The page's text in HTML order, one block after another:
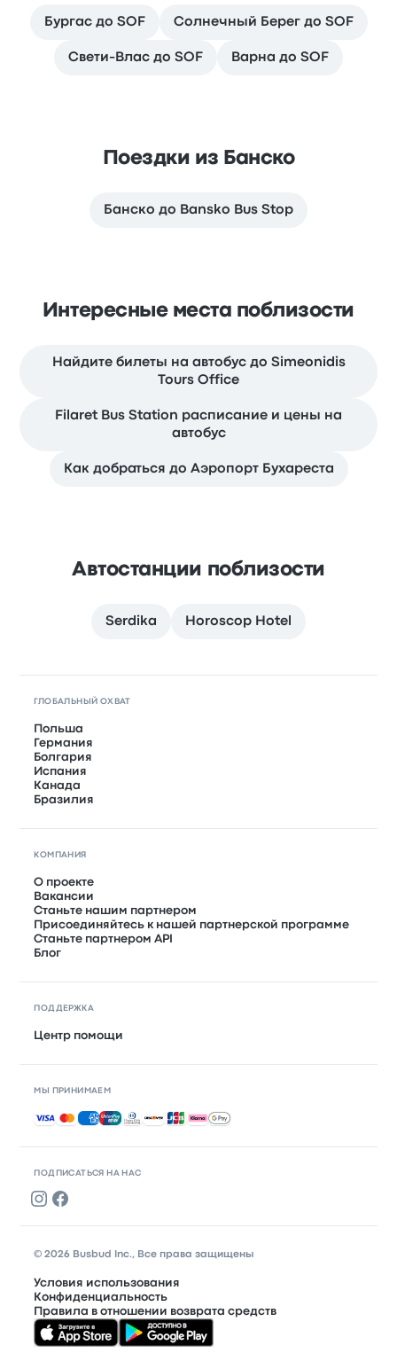
Бургас до SOF Солнечный Берег до SOF
Свети-Влас до SOF Варна до SOF
Поездки из Банско
Банско до Bansko Bus Stop
Интересные места поблизости
Найдите билеты на автобус до Simeonidis
Tours Office
Filaret Bus Station расписание и цены на
автобус
Как добраться до Аэропорт Бухареста
Автостанции поблизости
Serdika Horoscop Hotel
ПОДПИСАТЬСЯ НА НАС
ГЛОБАЛЬНЫЙ ОХВАТ
Польша
Германия
Болгария
Испания
Канада
Бразилия
КОМПАНИЯ
О проекте
Вакансии
Станьте нашим партнером
Присоединяйтесь к нашей партнерской программе
Станьте партнером API
Блог
ПОДДЕРЖКА
Центр помощи
МЫ ПРИНИМАЕМ
Принимаемые способы оплаты
© 2026 Busbud Inc., Все права защищены
Условия использования
Конфиденциальность
Правила в отношении возврата средств